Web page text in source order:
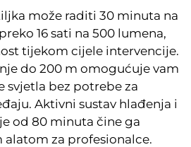
može raditi 30 minuta na
16 sati na 500 lumena,
tijekom cijele intervencije.
do 200 m omogućuje vam
svjetla bez potrebe za
Aktivni sustav hlađenja i
od 80 minuta čine ga
alatom za profesionalce.